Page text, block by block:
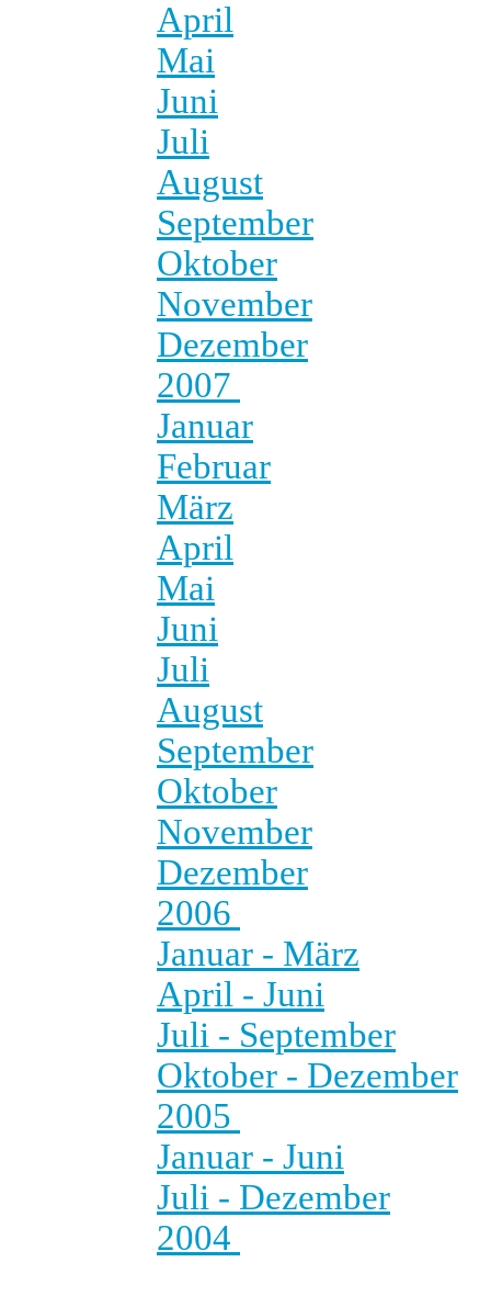
April
Mai
Juni
Juli
August
September
Oktober
November
Dezember
2007
Januar
Februar
März
April
Mai
Juni
Juli
August
September
Oktober
November
Dezember
2006
Januar - März
April - Juni
Juli - September
Oktober - Dezember
2005
Januar - Juni
Juli - Dezember
2004